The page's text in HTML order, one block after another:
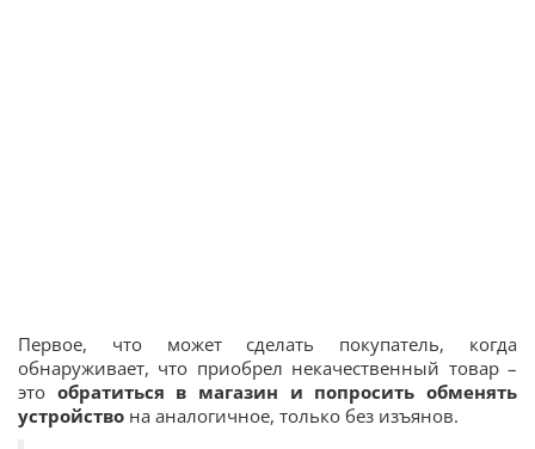
Первое, что может сделать покупатель, когда
обнаруживает, что приобрел некачественный товар –
это обратиться в магазин и попросить обменять
устройство на аналогичное, только без изъянов.